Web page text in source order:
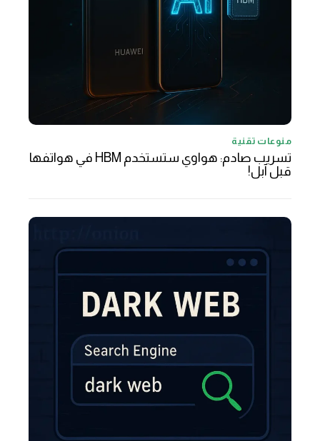
منوعات تقنية
تسريب صادم: هواوي ستستخدم HBM في هواتفها
قبل آبل!